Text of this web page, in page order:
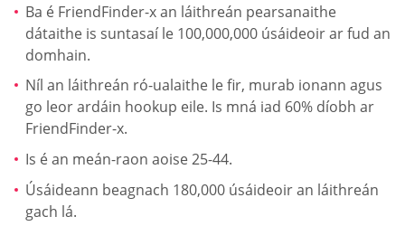
Ba é FriendFinder-x an láithreán pearsanaithe
dátaithe is suntasaí le 100,000,000 úsáideoir ar fud an
domhain.
Níl an láithreán ró-ualaithe le fir, murab ionann agus
go leor ardáin hookup eile. Is mná iad 60% díobh ar
FriendFinder-x.
Is é an meán-raon aoise 25-44.
Úsáideann beagnach 180,000 úsáideoir an láithreán
gach lá.